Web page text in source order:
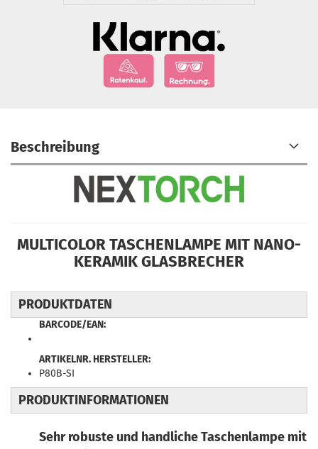
Beschreibung
MULTICOLOR TASCHENLAMPE MIT NANO-
KERAMIK GLASBRECHER
PRODUKTDATEN
BARCODE/EAN:
ARTIKELNR. HERSTELLER:
P80B-SI
PRODUKTINFORMATIONEN
Sehr robuste und handliche Taschenlampe mit